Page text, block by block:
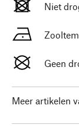
Niet
Geen
Meer artikelen